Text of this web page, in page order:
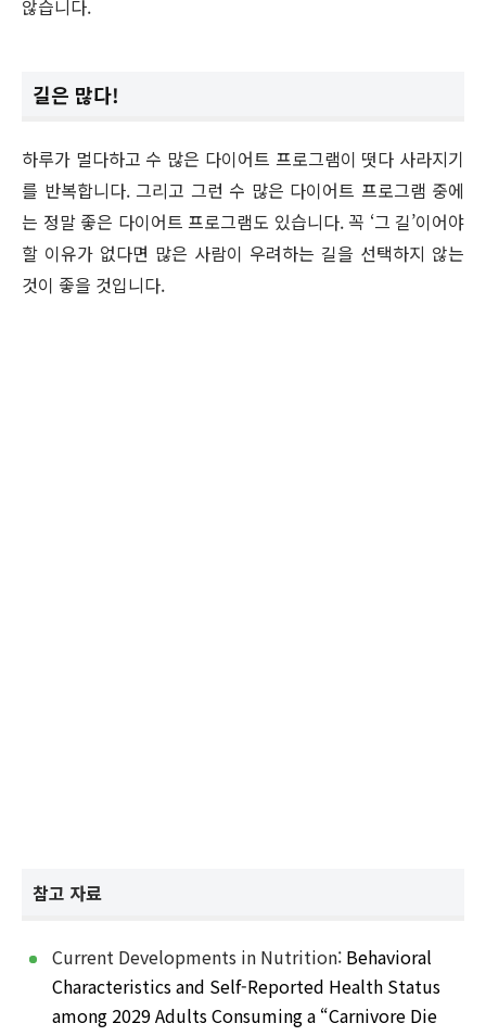
않습니다.
길은 많다!
하루가 멀다하고 수 많은 다이어트 프로그램이 떳다 사라지기
를 반복합니다. 그리고 그런 수 많은 다이어트 프로그램 중에
는 정말 좋은 다이어트 프로그램도 있습니다. 꼭 ‘그 길’이어야
할 이유가 없다면 많은 사람이 우려하는 길을 선택하지 않는
것이 좋을 것입니다.
참고 자료
Current Developments in Nutrition: Behavioral
Characteristics and Self-Reported Health Status
among 2029 Adults Consuming a “Carnivore Die